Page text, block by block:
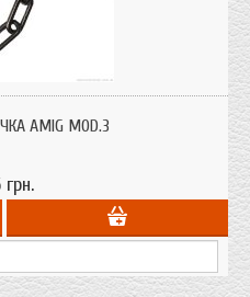
AMIG MOD.3
грн.